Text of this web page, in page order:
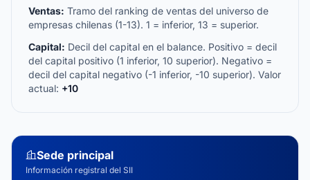
Ventas: Tramo del ranking de ventas del universo de
empresas chilenas (1-13). 1 = inferior, 13 = superior.
Capital: Decil del capital en el balance. Positivo = decil
del capital positivo (1 inferior, 10 superior). Negativo =
decil del capital negativo (-1 inferior, -10 superior). Valor
actual: +10
Sede principal
Información registral del SII